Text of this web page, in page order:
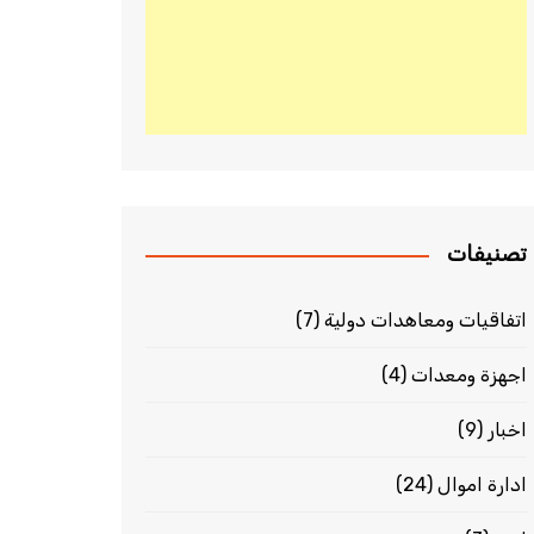
تصنيفات
اتفاقيات ومعاهدات دولية (7)
اجهزة ومعدات (4)
اخبار (9)
ادارة اموال (24)